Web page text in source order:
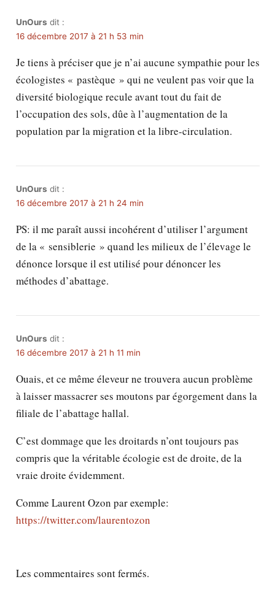
UnOurs dit :
16 décembre 2017 à 21 h 53 min
Je tiens à préciser que je n’ai aucune sympathie pour les
écologistes « pastèque » qui ne veulent pas voir que la
diversité biologique recule avant tout du fait de
l’occupation des sols, dûe à l’augmentation de la
population par la migration et la libre-circulation.
UnOurs dit :
16 décembre 2017 à 21 h 24 min
PS: il me paraît aussi incohérent d’utiliser l’argument
de la « sensiblerie » quand les milieux de l’élevage le
dénonce lorsque il est utilisé pour dénoncer les
méthodes d’abattage.
UnOurs dit :
16 décembre 2017 à 21 h 11 min
Ouais, et ce même éleveur ne trouvera aucun problème
à laisser massacrer ses moutons par égorgement dans la
filiale de l’abattage hallal.
C’est dommage que les droitards n’ont toujours pas
compris que la véritable écologie est de droite, de la
vraie droite évidemment.
Comme Laurent Ozon par exemple:
https://twitter.com/laurentozon
Les commentaires sont fermés.